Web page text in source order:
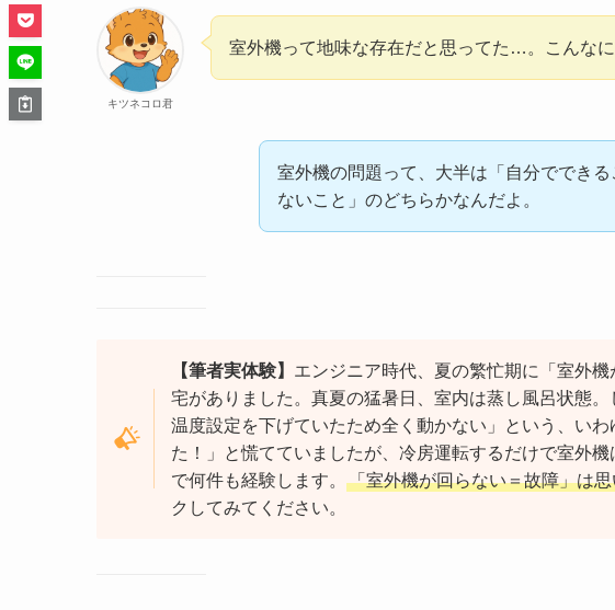
キツネコロ君
室外機って地味な存在だと思ってた…。こんなに
室外機の問題って、大半は「自分ででき
ないこと」のどちらかなんだよ。
【筆者実体験】 エンジニア時代、夏の繁忙期に「室外
宅がありました。真夏の猛暑日、室内は蒸し風呂状態
温度設定を下げていたため全く動かない」という、い
た！」と慌てていましたが、冷房運転するだけで室外
で何件も経験します。
「室外機が回らない＝故障」は
クしてみてください。